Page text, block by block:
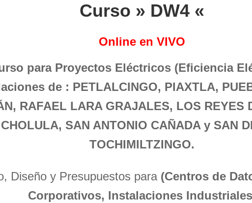
Curso » DW4 «
Online en VIVO
para Proyectos Eléctricos (Eficiencia
de : PETLALCINGO, PIAXTLA,
RAFAEL LARA GRAJALES, LOS REYES
SAN ANTONIO CAÑADA y SAN
TOCHIMILTZINGO.
Diseño y Presupuestos para (Centros de
Corporativos, Instalaciones